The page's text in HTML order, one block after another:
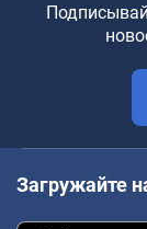
Загружайте